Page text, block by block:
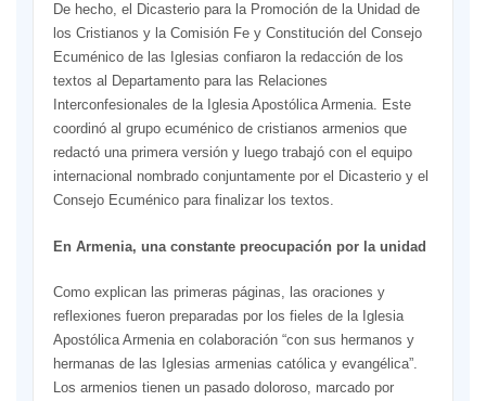
De hecho, el Dicasterio para la Promoción de la Unidad de
los Cristianos y la Comisión Fe y Constitución del Consejo
Ecuménico de las Iglesias confiaron la redacción de los
textos al Departamento para las Relaciones
Interconfesionales de la Iglesia Apostólica Armenia. Este
coordinó al grupo ecuménico de cristianos armenios que
redactó una primera versión y luego trabajó con el equipo
internacional nombrado conjuntamente por el Dicasterio y el
Consejo Ecuménico para finalizar los textos.
En Armenia, una constante preocupación por la unidad
Como explican las primeras páginas, las oraciones y
reflexiones fueron preparadas por los fieles de la Iglesia
Apostólica Armenia en colaboración “con sus hermanos y
hermanas de las Iglesias armenias católica y evangélica”.
Los armenios tienen un pasado doloroso, marcado por